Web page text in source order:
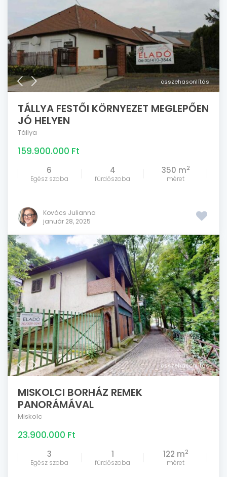
összehasonlítás
TÁLLYA FESTŐI KÖRNYEZET MEGLEPŐEN
JÓ HELYEN
Tállya
159.900.000 Ft
6
Egész szoba
4
fürdőszoba
350 m2
méret
Kovács Julianna
január 28, 2025
összehasonlítás
MISKOLCI BORHÁZ REMEK
PANORÁMÁVAL
Miskolc
23.900.000 Ft
3
Egész szoba
1
fürdőszoba
122 m2
méret